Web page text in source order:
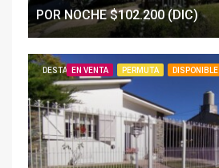
POR NOCHE $102.200 (DIC)
DESTACADOEN VENTA PERMUTA DISPONIBLE